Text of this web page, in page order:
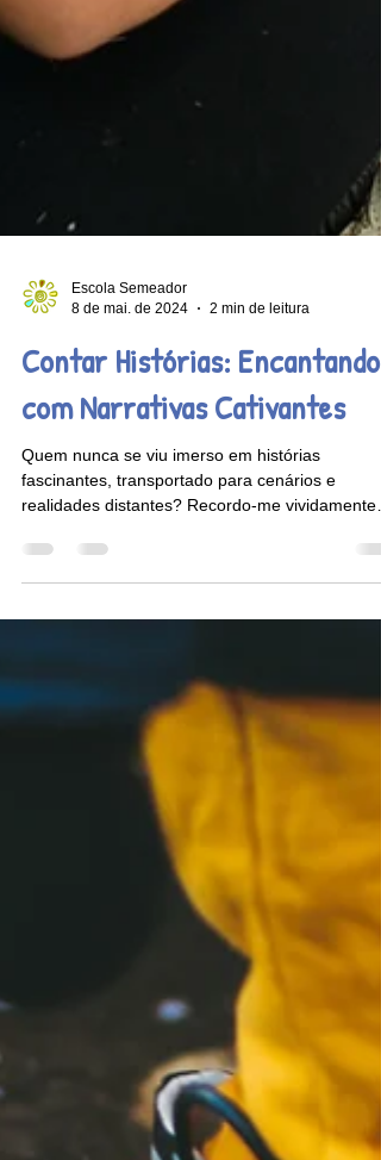
Escola Semeador
8 de mai. de 2024
2 min de leitura
Contar Histórias: Encantando
com Narrativas Cativantes
dos momentos...